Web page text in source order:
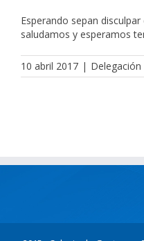
Esperando sepan
saludamos y esperamos
10 abril 2017 | Delegación